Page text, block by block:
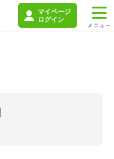
マイページ
ログイン